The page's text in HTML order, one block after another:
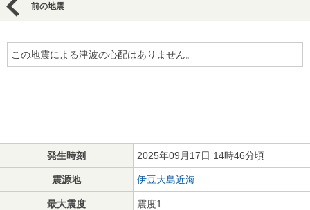
前の地震
この地震による津波の心配はありません。
発生時刻 2025年09月17日 14時46分頃
震源地 伊豆大島近海
最大震度 震度1